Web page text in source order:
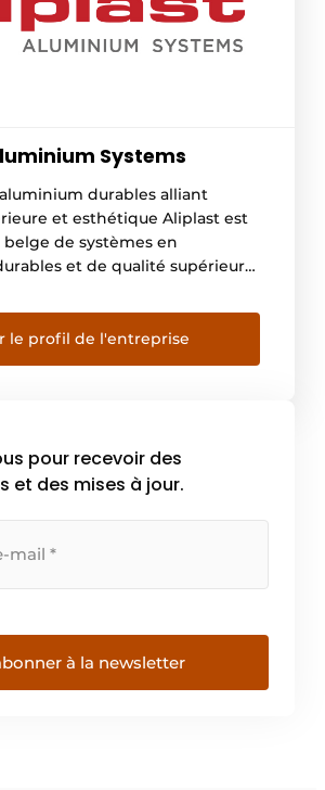
Systems
durables alliant
et esthétique Aliplast est
de systèmes en
et de qualité supérieure
les vérandas, le bardage et les
Il existe également toute
les portes intérieures et les
baptisée IDA
fait […]
le profil de l'entreprise
pour recevoir des
et des mises à jour.
à la newsletter